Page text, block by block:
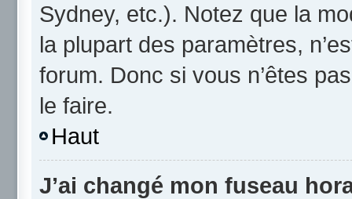
Sydney, etc.). Notez que la
la plupart des paramètres,
forum. Donc si vous n’êtes
le faire.
Haut
J’ai changé mon fuseau